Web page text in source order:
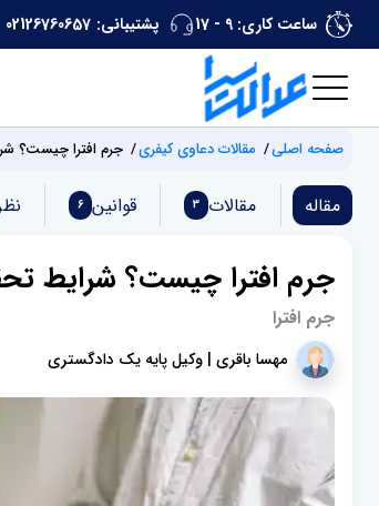
ساعت کاری: 9 - 17 پشتیبانی: 02126760657
صفحه اصلی مقالات دعاوی کیفری جرم افترا چیست؟
مقاله مقالات 3 قوانین 6
جرم افترا چیست؟ شرایط
جرم افترا
مهسا باقری | وکیل پایه یک دادگستری